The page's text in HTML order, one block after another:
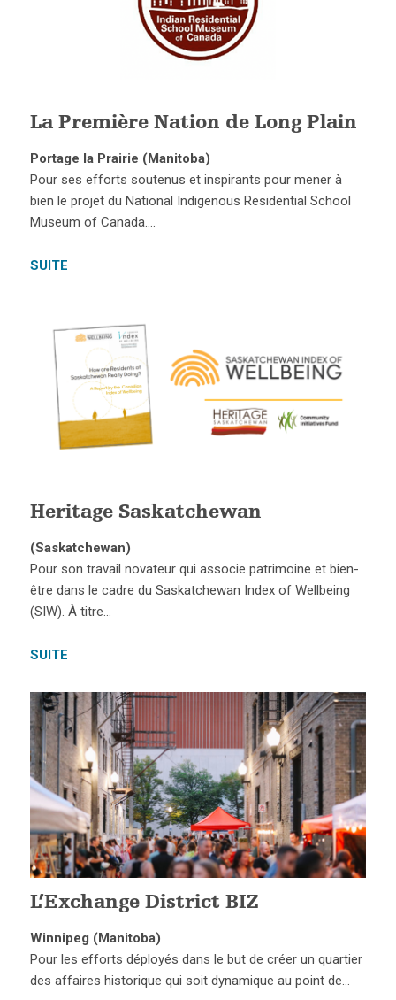
La Première Nation de Long Plain
Portage la Prairie (Manitoba)
Pour ses efforts soutenus et inspirants pour mener à
bien le projet du National Indigenous Residential School
Museum of Canada….
SUITE
Heritage Saskatchewan
(Saskatchewan)
Pour son travail novateur qui associe patrimoine et bien-
être dans le cadre du Saskatchewan Index of Wellbeing
(SIW). À titre…
SUITE
L’Exchange District BIZ
Winnipeg (Manitoba)
Pour les efforts déployés dans le but de créer un quartier
des affaires historique qui soit dynamique au point de…